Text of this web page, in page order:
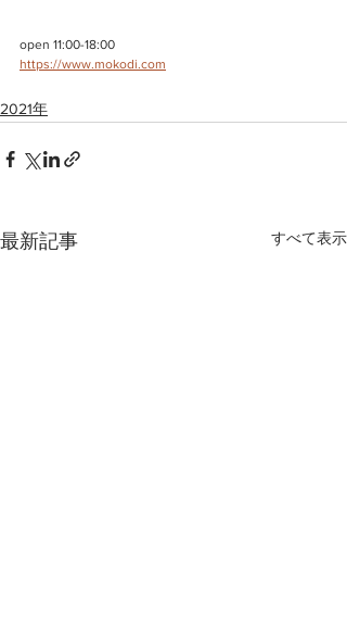
open 11:00-18:00
https://www.mokodi.com
2021年
最新記事 すべて表示